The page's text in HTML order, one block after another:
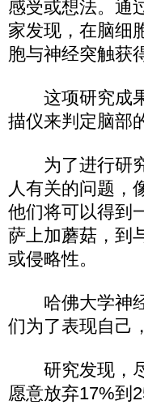
感受或想法。通
家发现，在脑细
胞与神经突触获
这项研究成果
描仪来判定脑部
为了进行研究
人有关的问题，
他们将可以得到
萨上加蘑菇，到
或侵略性。
哈佛大学神经
们为了表现自己
研究发现，尽
愿意放弃17%到